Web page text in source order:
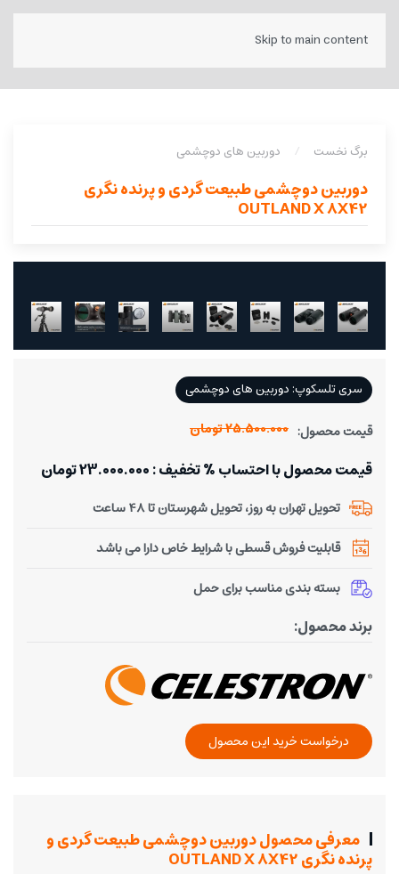
Skip to main content
برگ نخست دوربین های دوچشمی
دوربین دوچشمی طبیعت گردی و پرنده نگری
OUTLAND X 8X42
سری تلسکوپ: دوربین های دوچشمی
قیمت محصول: 25.500.000 تومان
قیمت محصول با احتساب % تخفیف : 23.000.000 تومان
تحویل تهران به روز، تحویل شهرستان تا 48 ساعت
قابلیت فروش قسطی با شرایط خاص دارا می باشد
بسته بندی مناسب برای حمل
برند محصول:
درخواست خرید این محصول
معرفی محصول دوربین دوچشمی طبیعت گردی و
پرنده نگری OUTLAND X 8X42